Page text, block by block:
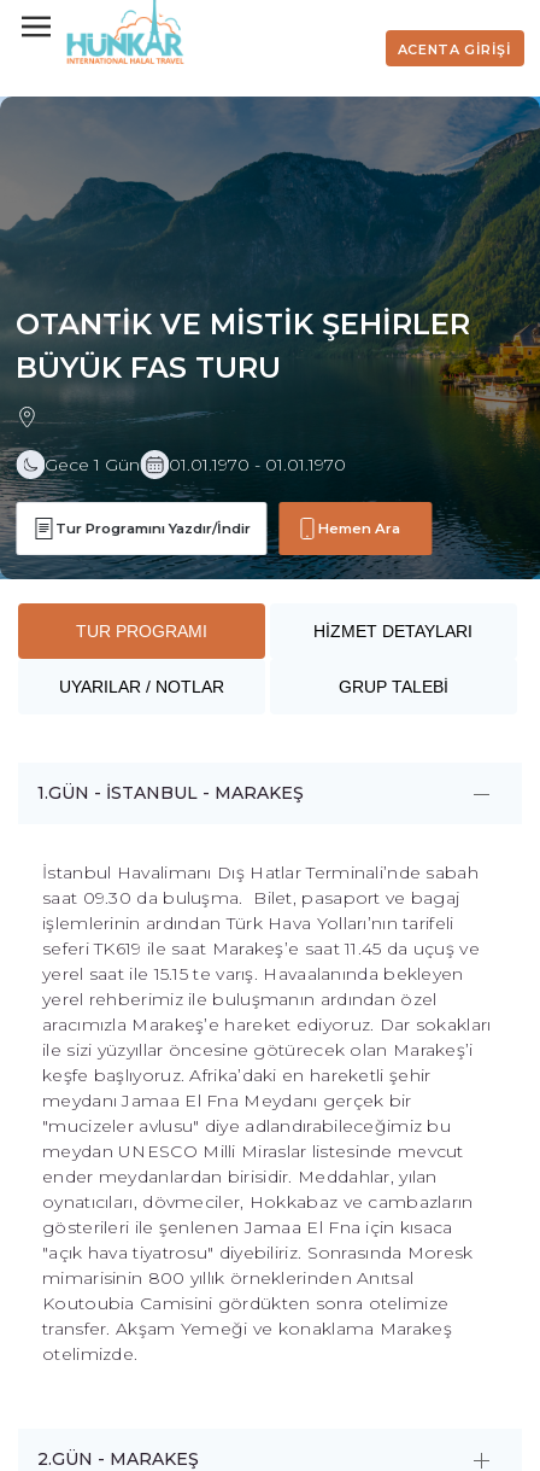
ACENTA GİRİŞİ
OTANTİK VE MİSTİK ŞEHİRLER
BÜYÜK FAS TURU
Gece 1 Gün 01.01.1970 - 01.01.1970
Tur Programını Yazdır/İndir Hemen Ara
TUR PROGRAMI HİZMET DETAYLARI
UYARILAR / NOTLAR GRUP TALEBİ
1.GÜN - İSTANBUL - MARAKEŞ
İstanbul Havalimanı Dış Hatlar Terminali’nde sabah
saat 09.30 da buluşma. Bilet, pasaport ve bagaj
işlemlerinin ardından Türk Hava Yolları’nın tarifeli
seferi TK619 ile saat Marakeş’e saat 11.45 da uçuş ve
yerel saat ile 15.15 te varış. Havaalanında bekleyen
yerel rehberimiz ile buluşmanın ardından özel
aracımızla Marakeş’e hareket ediyoruz. Dar sokakları
ile sizi yüzyıllar öncesine götürecek olan Marakeş’i
keşfe başlıyoruz. Afrika’daki en hareketli şehir
meydanı Jamaa El Fna Meydanı gerçek bir
"mucizeler avlusu" diye adlandırabileceğimiz bu
meydan UNESCO Milli Miraslar listesinde mevcut
ender meydanlardan birisidir. Meddahlar, yılan
oynatıcıları, dövmeciler, Hokkabaz ve cambazların
gösterileri ile şenlenen Jamaa El Fna için kısaca
"açık hava tiyatrosu" diyebiliriz. Sonrasında Moresk
mimarisinin 800 yıllık örneklerinden Anıtsal
Koutoubia Camisini gördükten sonra otelimize
transfer. Akşam Yemeği ve konaklama Marakeş
otelimizde.
2.GÜN - MARAKEŞ